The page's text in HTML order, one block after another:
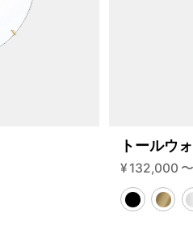
レススチール NEW
/products/shelving-system-s-
トールウ
¥ 132,000 〜